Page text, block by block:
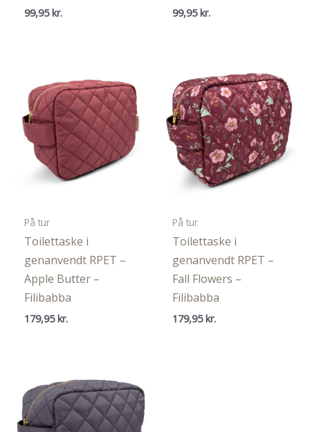
99,95kr. 99,95kr.
På tur
Toilettaske i
genanvendt RPET –
Apple Butter –
Filibabba
179,95 kr.
På tur
Toilettaske i
genanvendt RPET –
Fall Flowers –
Filibabba
179,95 kr.